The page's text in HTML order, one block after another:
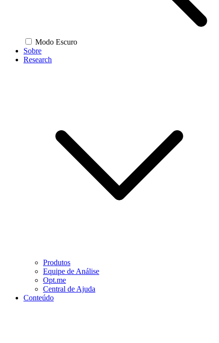
Modo Escuro
Sobre
Research
Produtos
Equipe de Análise
Opt.me
Central de Ajuda
Conteúdo